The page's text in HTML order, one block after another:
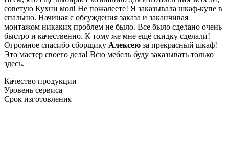
советую Кухни мол! Не пожалеете! Я заказывала шкаф-купе в
спальню. Начиная с обсуждения заказа и заканчивая
монтажом никаких проблем не было. Все было сделано очень
быстро и качественно. К тому же мне ещё скидку сделали!
Огромное спасибо сборщику Алексею за прекрасный шкаф!
Это мастер своего дела! Всю мебель буду заказывать только
здесь.
Качество продукции
Уровень сервиса
Срок изготовления